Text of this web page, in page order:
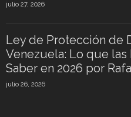
julio 27, 2026
Ley de Protección de
Venezuela: Lo que las
Saber en 2026 por
julio 26, 2026